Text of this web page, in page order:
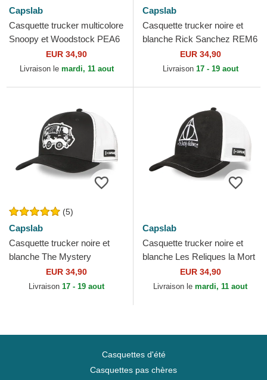
Capslab
Casquette trucker multicolore
Snoopy et Woodstock PEA6
SNO Peanuts Capslab
EUR 34,90
Livraison le mardi, 11 aout
Capslab
Casquette trucker noire et
blanche Rick Sanchez REM6
GLO Rick et Morty Capslab
EUR 34,90
Livraison 17 - 19 aout
(5)
Capslab
Casquette trucker noire et
blanche The Mystery
Machine SD3 VAN Scooby-
Doo Capslab
EUR 34,90
Livraison 17 - 19 aout
Capslab
Casquette trucker noire et
blanche Les Reliques la Mort
HP3 DEA Harry Potter
Capslab
EUR 34,90
Livraison le mardi, 11 aout
Casquettes d'été
Casquettes pas chères